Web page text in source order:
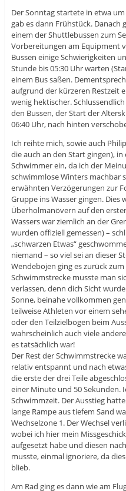
Der Sonntag startete in etwa
gab es dann Frühstück. Danach
einem der Shuttlebussen zum
Vorbereitungen am Equipment
Bussen einige Schwierigkeiten
Stunde bis 05:30 Uhr warten
einem Bus saßen.
aufgrund der kürzeren Restzeit
wenig hektischer.
den Bussen, der Start der
06:40 Uhr, nach hinten
Ich reihte mich, sowie auch
die auch an den Start gingen),
Schwimmer ein, da ich der
schwimmlose Winters machbar
erwähnten Verzögerungen zur
Gruppe ins Wasser gingen.
Überholmanövern auf den
Wassers war ziemlich an der
wurden offiziell gemessen) –
„schwarzen Etwas“
niemand – so viel sei an dieser
Wendebojen ging es zurück
Schwimmstrecke musste man
verlassen, denn dich Sicht
Sonne, beinahe vollkommen
teilweise Athleten vor einem
oder den Teilzielbogen beim
wahrscheinlich auch viele
es tatsächlich war!
Der Rest der Schwimmstrecke
relativ entspannt und nach
die erste der drei Teile
einer Minute und 50 Sekunden.
Schwimmzeit. Der Ausstieg
lange Rampe aus tiefem Sand
Wechselzone 1. Der Wechsel
wobei ich hier mein
aufgesetzt habe und diesen
musste, einmal ignoriere, da
blieb.
Am Rad ging es dann wie am